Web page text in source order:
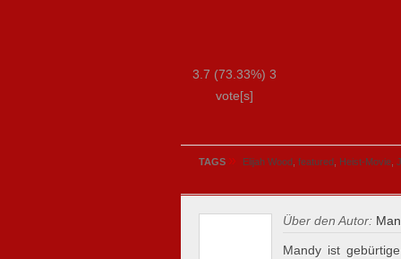
3.7 (73.33%) 3
vote[s]
TAGS » Elijah Wood featured Heist-Movie
Über den Autor:
Mandy ist